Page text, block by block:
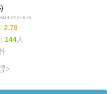
2.78
144人